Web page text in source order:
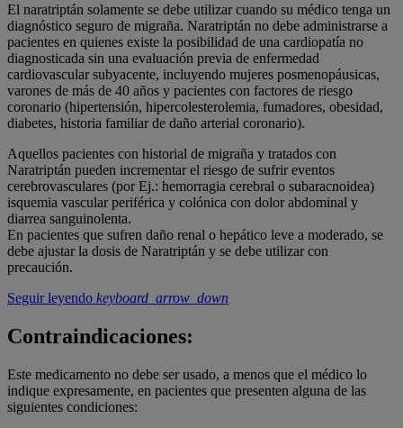
El naratriptán solamente se debe utilizar cuando su médico tenga un
diagnóstico seguro de migraña. Naratriptán no debe administrarse a
pacientes en quienes existe la posibilidad de una cardiopatía no
diagnosticada sin una evaluación previa de enfermedad
cardiovascular subyacente, incluyendo mujeres posmenopáusicas,
varones de más de 40 años y pacientes con factores de riesgo
coronario (hipertensión, hipercolesterolemia, fumadores, obesidad,
diabetes, historia familiar de daño arterial coronario).
Aquellos pacientes con historial de migraña y tratados con
Naratriptán pueden incrementar el riesgo de sufrir eventos
cerebrovasculares (por Ej.: hemorragia cerebral o subaracnoidea)
isquemia vascular periférica y colónica con dolor abdominal y
diarrea sanguinolenta.
En pacientes que sufren daño renal o hepático leve a moderado, se
debe ajustar la dosis de Naratriptán y se debe utilizar con
precaución.
Seguir leyendo keyboard_arrow_down
Contraindicaciones:
Este medicamento no debe ser usado, a menos que el médico lo
indique expresamente, en pacientes que presenten alguna de las
siguientes condiciones: